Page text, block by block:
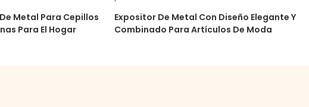
Metal Para Cepillos
Para El Hogar
Expositor De Metal Con Diseño Elegante Y
Combinado Para Artículos De Moda